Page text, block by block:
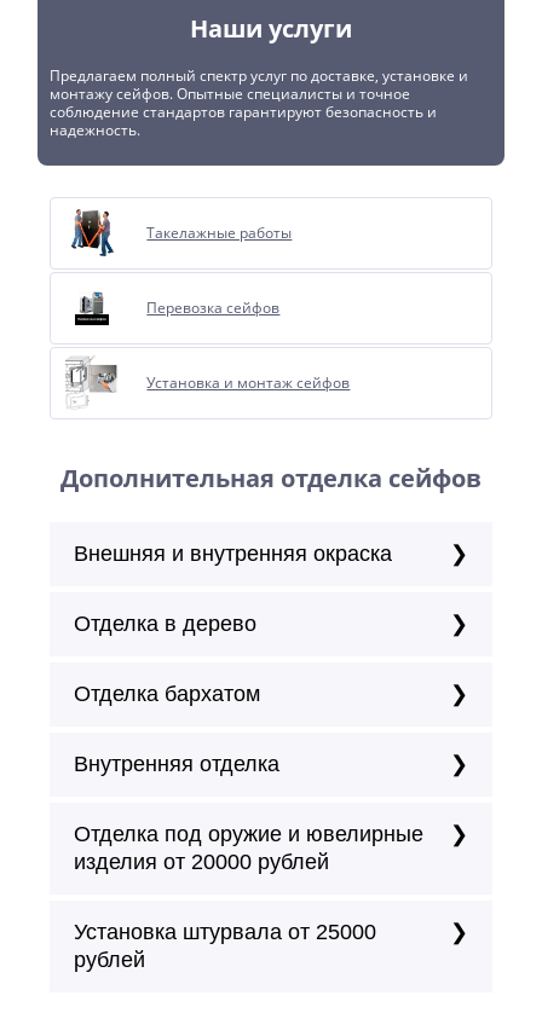
Наши услуги
Предлагаем полный спектр услуг по доставке, установке и
монтажу сейфов. Опытные специалисты и точное
соблюдение стандартов гарантируют безопасность и
надежность.
Такелажные работы
Перевозка сейфов
Установка и монтаж сейфов
Дополнительная отделка сейфов
Внешняя и внутренняя окраска
Отделка в дерево
Отделка бархатом
Внутренняя отделка
Отделка под оружие и ювелирные
изделия от 20000 рублей
Установка штурвала от 25000
рублей